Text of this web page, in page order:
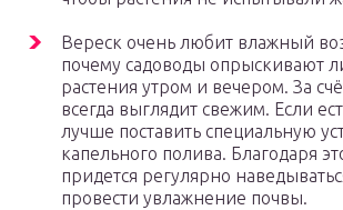
Вереск очень любит влажный
почему садоводы опрыскивают
растения утром и вечером. За
всегда выглядит свежим. Если
лучше поставить специальную
капельного полива. Благодаря
придется регулярно
провести увлажнение почвы.